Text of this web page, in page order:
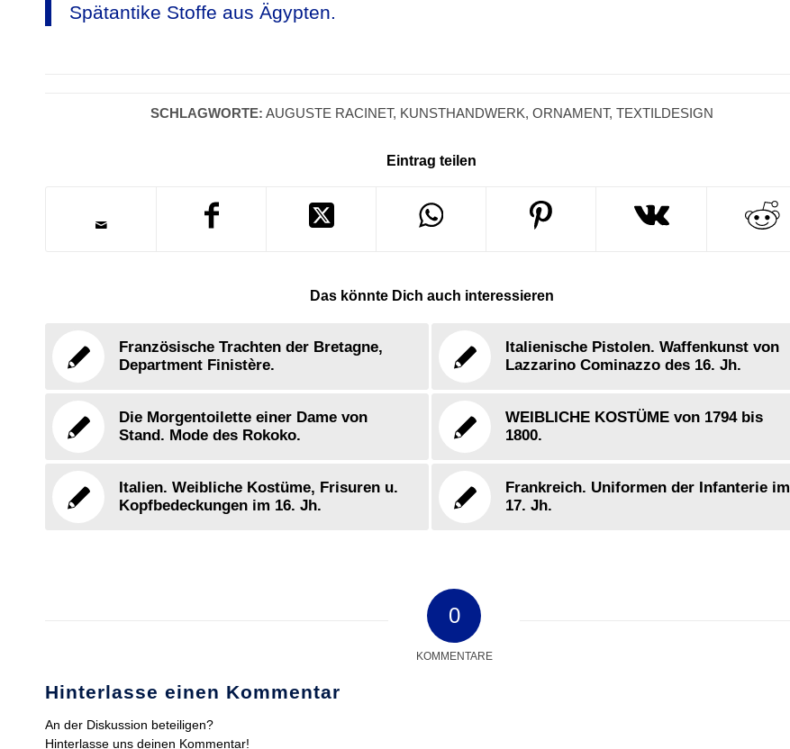
Spätantike Stoffe aus Ägypten.
SCHLAGWORTE: AUGUSTE RACINET, KUNSTHANDWERK, ORNAMENT, TEXTILDESIGN
Eintrag teilen
Das könnte Dich auch interessieren
Französische Trachten der Bretagne,
Department Finistère.
Italienische Pistolen. Waffenkunst von
Lazzarino Cominazzo des 16. Jh.
Die Morgentoilette einer Dame von
Stand. Mode des Rokoko.
WEIBLICHE KOSTÜME von 1794 bis
1800.
Italien. Weibliche Kostüme, Frisuren u.
Kopfbedeckungen im 16. Jh.
Frankreich. Uniformen der Infanterie im
17. Jh.
0
KOMMENTARE
Hinterlasse einen Kommentar
An der Diskussion beteiligen?
Hinterlasse uns deinen Kommentar!